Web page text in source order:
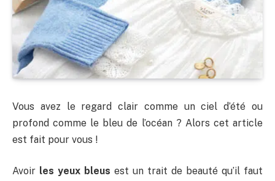
Vous avez le regard clair comme un ciel d’été ou
profond comme le bleu de l’océan ? Alors cet article
est fait pour vous !
Avoir les yeux bleus est un trait de beauté qu’il faut